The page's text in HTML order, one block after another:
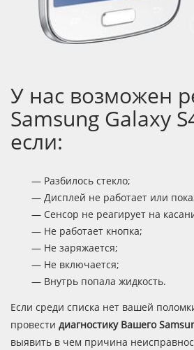
У нас возможен
Samsung Galaxy
если:
— Разбилось стекло;
— Дисплей не работает или
— Сенсор не реагирует на
— Не работает кнопка;
— Не заряжается;
— Не включается;
— Внутрь попала жидкость.
Если среди списка нет вашей
провести диагностику Вашего
выявить в чем причина